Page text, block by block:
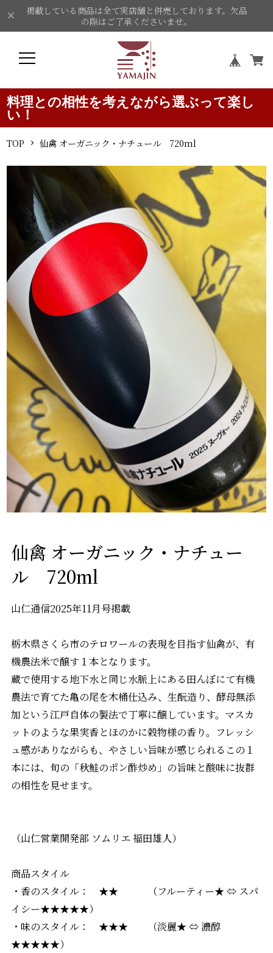
掲載している商品は全て実店舗と併売しております。欠品
の際はご了承くださいませ。
料理との相性を考えながら選ぶって楽し
い！
TOP 仙禽 オーガニック・ナチュール 720ml
仙禽 オーガニック・ナチュー
ル 720ml
山仁通信2025年11月号掲載
栃木県さくら市のテロワールの表現を目指す仙禽が、有
機農法米で醸す１本となります。
蔵で使用する地下水と同じ水脈上にある田んぼにて有機
農法で育てた亀の尾を木桶仕込み、生酛造り、酵母無添
加という江戸自体の製法で丁寧に醸しています。マスカ
ットのような果実香とほのかに穀物様の香り。フレッシ
ュ感がありながらも、やさしい旨味が感じられるこの１
本には、旬の「秋鮭のポン酢炒め」の旨味と酸味に抜群
の相性を見せます。
（山仁営業開発部 ソムリエ 福田雄人）
商品スタイル
・香のスタイル： ★★ （フルーティー★ ⇔ スパ
イシー★★★★★）
・味のスタイル： ★★★ （淡麗★ ⇔ 濃醇
★★★★★）